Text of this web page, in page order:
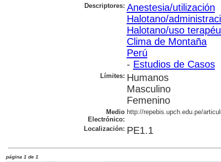
Descriptores: Anestesia/utilización
Halotano/
Halotano/uso
Clima de Montaña
Perú
- Estudios de Casos
Límites: Humanos
Masculino
Femenino
Medio
Electrónico:
http://repebis.upch.edu.pe/
Localización: PE1.1
página 1 de 1